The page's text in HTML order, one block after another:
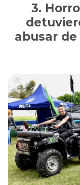
abusar de